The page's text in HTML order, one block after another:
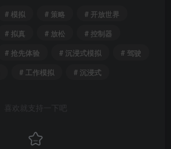
# 模拟 # 策略
# 开放世界
# 拟真 # 放松
# 控制器
# 抢先体验 # 沉浸式模拟
# 驾驶
# 工作模拟 # 沉浸式
喜欢就支持一下吧